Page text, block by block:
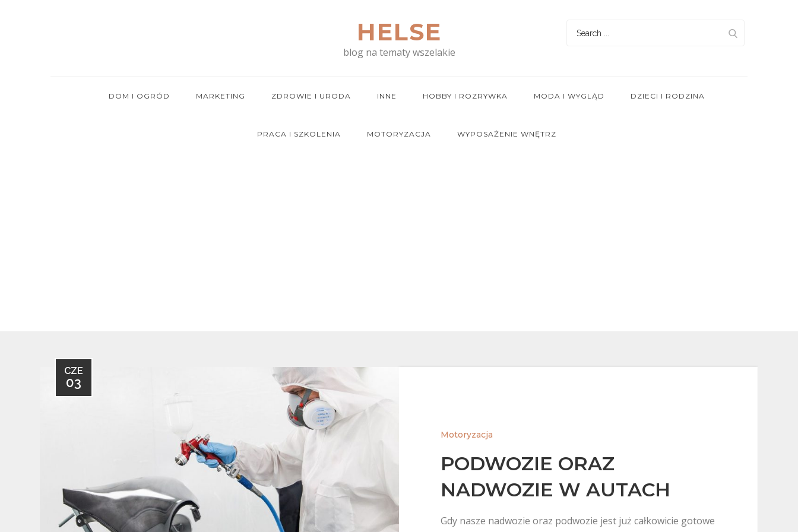
HELSE
blog na tematy wszelakie
DOM I OGRÓD MARKETING ZDROWIE I URODA INNE HOBBY I ROZRYWKA MODA I WYGLĄD DZIECI I RODZINA
PRACA I SZKOLENIA MOTORYZACJA WYPOSAŻENIE WNĘTRZ
Search
CZE
03
Motoryzacja
PODWOZIE ORAZ
NADWOZIE W AUTACH
Gdy nasze nadwozie oraz podwozie jest już całkowicie gotowe